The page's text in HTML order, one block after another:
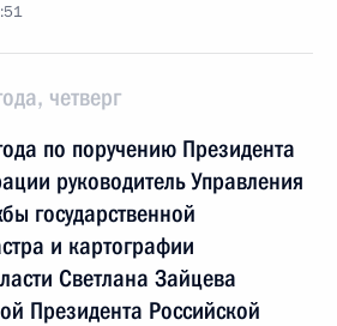
четверг
по поручению Президента
руководитель Управления
государственной
и картографии
Светлана Зайцева
Президента Российской